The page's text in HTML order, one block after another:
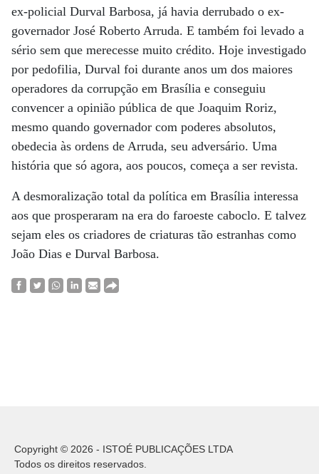
ex-policial Durval Barbosa, já havia derrubado o ex-
governador José Roberto Arruda. E também foi levado a
sério sem que merecesse muito crédito. Hoje investigado
por pedofilia, Durval foi durante anos um dos maiores
operadores da corrupção em Brasília e conseguiu
convencer a opinião pública de que Joaquim Roriz,
mesmo quando governador com poderes absolutos,
obedecia às ordens de Arruda, seu adversário. Uma
história que só agora, aos poucos, começa a ser revista.
A desmoralização total da política em Brasília interessa
aos que prosperaram na era do faroeste caboclo. E talvez
sejam eles os criadores de criaturas tão estranhas como
João Dias e Durval Barbosa.
Copyright © 2026 - ISTOÉ PUBLICAÇÕES LTDA
Todos os direitos reservados.